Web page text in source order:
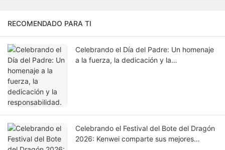
RECOMENDADO PARA TI
Celebrando el Día del Padre: Un homenaje
a la fuerza, la dedicación y la
Celebrando el Festival del Bote del Dragón
2026: Kenwei comparte sus mejores